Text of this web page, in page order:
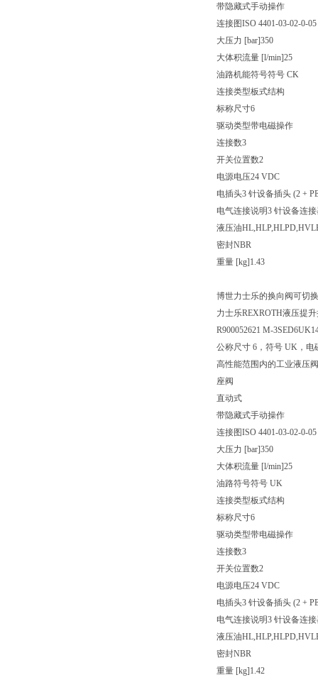
带隐藏式手动操作
连接图ISO 4401-03-02-0-05
大压力 [bar]350
大体积流量 [l/min]25
油路机能符号符号 CK
连接类型板式结构
标称尺寸6
驱动类型带电磁操作
连接数3
开关位置数2
电源电压24 VDC
电插头3 针设备插头 (2 +
电气连接说明3 针设备连接
液压油
密封NBR
重量 [kg]1.43
博世力士乐的换向阀可切
力士乐REXROTH液压提
R900052621 M-
公称尺寸 6，符号 UK，电
高性能范围内的工业液压
座阀
直动式
带隐藏式手动操作
连接图ISO 4401-03-02-0-05
大压力 [bar]350
大体积流量 [l/min]25
油路符号符号 UK
连接类型板式结构
标称尺寸6
驱动类型带电磁操作
连接数3
开关位置数2
电源电压24 VDC
电插头3 针设备插头 (2 +
电气连接说明3 针设备连接
液压油
密封NBR
重量 [kg]1.42